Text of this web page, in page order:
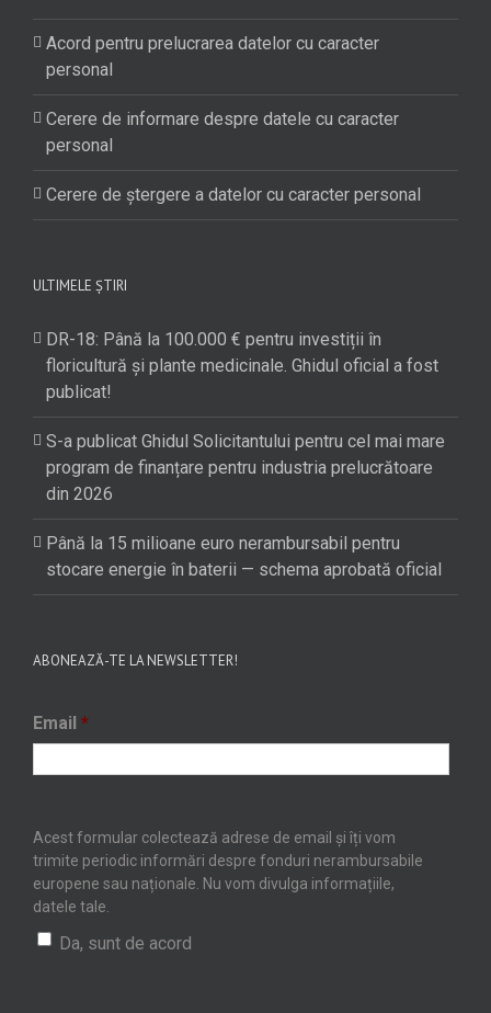
Acord pentru prelucrarea datelor cu caracter
personal
Cerere de informare despre datele cu caracter
personal
Cerere de ștergere a datelor cu caracter personal
ULTIMELE ȘTIRI
DR-18: Până la 100.000 € pentru investiții în
floricultură și plante medicinale. Ghidul oficial a fost
publicat!
S-a publicat Ghidul Solicitantului pentru cel mai mare
program de finanțare pentru industria prelucrătoare
din 2026
Până la 15 milioane euro nerambursabil pentru
stocare energie în baterii — schema aprobată oficial
ABONEAZĂ-TE LA NEWSLETTER!
Email *
Acest formular colectează adrese de email și îți vom
trimite periodic informări despre fonduri nerambursabile
europene sau naționale. Nu vom divulga informațiile,
datele tale.
Da, sunt de acord